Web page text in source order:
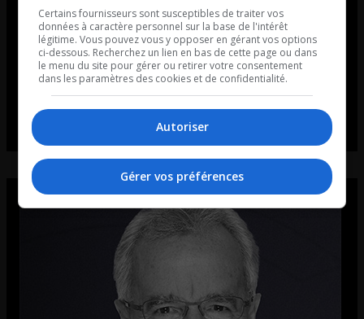
Certains fournisseurs sont susceptibles de traiter vos
données à caractère personnel sur la base de l'intérêt
légitime. Vous pouvez vous y opposer en gérant vos options
ci-dessous. Recherchez un lien en bas de cette page ou dans
le menu du site pour gérer ou retirer votre consentement
dans les paramètres des cookies et de confidentialité.
Autoriser
Gérer vos préférences